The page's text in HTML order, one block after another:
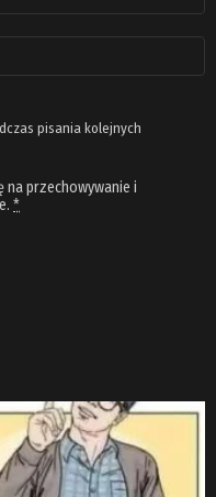
pisania kolejnych
przechowywanie i
*